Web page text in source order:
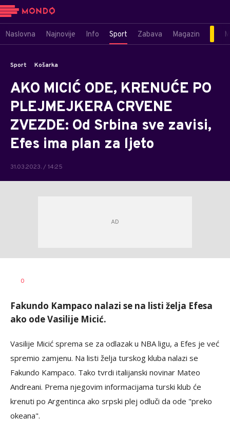
Naslovna Najnovije Info Sport Zabava Magazin
Sport Košarka
AKO MICIĆ ODE, KRENUĆE PO
PLEJMEJKERA CRVENE
ZVEZDE: Od Srbina sve zavisi,
Efes ima plan za ljeto
31.03.2023. / 14:25
AUTOR
0
Fakundo Kampaco nalazi se na listi želja Efesa
ako ode Vasilije Micić.
Vasilije Micić sprema se za odlazak u NBA ligu, a Efes je već
spremio zamjenu. Na listi želja turskog kluba nalazi se
Fakundo Kampaco. Tako tvrdi italijanski novinar Mateo
Andreani. Prema njegovim informacijama turski klub će
krenuti po Argentinca ako srpski plej odluči da ode "preko
okeana".